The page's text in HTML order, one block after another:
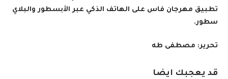
تطبيق مهرجان فاس على الهاتف الذكي عبر الأبسطور والبلاي
سطور .
تحرير: مصطفى طه
قد يعجبك ايضا